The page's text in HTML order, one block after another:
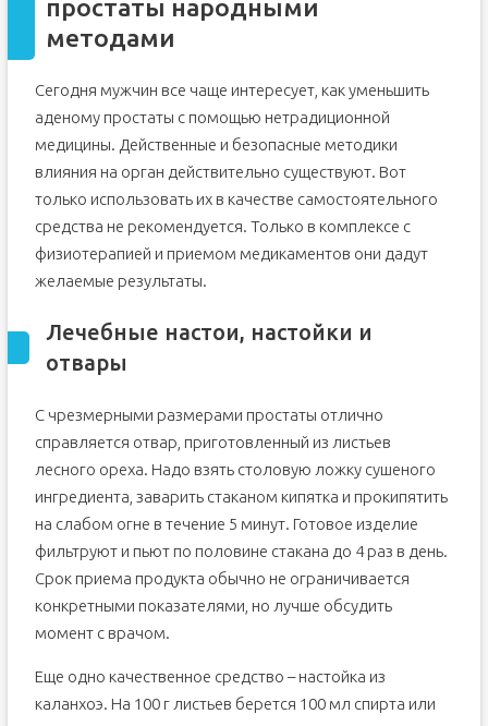
простаты народными
методами
Сегодня мужчин все чаще интересует, как уменьшить
аденому простаты с помощью нетрадиционной
медицины. Действенные и безопасные методики
влияния на орган действительно существуют. Вот
только использовать их в качестве самостоятельного
средства не рекомендуется. Только в комплексе с
физиотерапией и приемом медикаментов они дадут
желаемые результаты.
Лечебные настои, настойки и
отвары
С чрезмерными размерами простаты отлично
справляется отвар, приготовленный из листьев
лесного ореха. Надо взять столовую ложку сушеного
ингредиента, заварить стаканом кипятка и прокипятить
на слабом огне в течение 5 минут. Готовое изделие
фильтруют и пьют по половине стакана до 4 раз в день.
Срок приема продукта обычно не ограничивается
конкретными показателями, но лучше обсудить
момент с врачом.
Еще одно качественное средство – настойка из
каланхоэ. На 100 г листьев берется 100 мл спирта или